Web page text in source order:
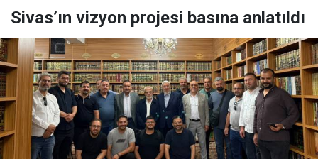
Sivas’ın vizyon projesi basına anlatıldı